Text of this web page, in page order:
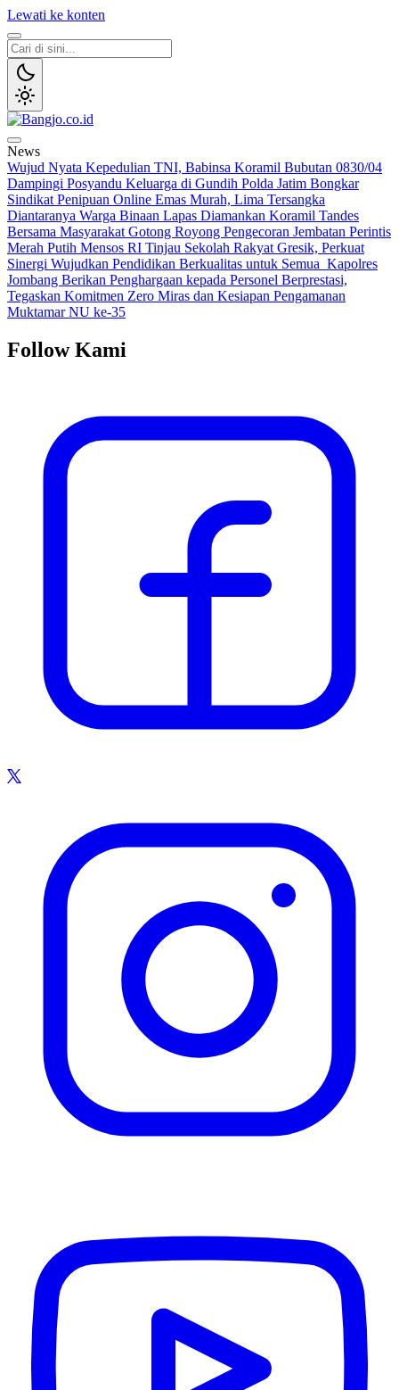
Lewati ke konten
Bangjo.co.id
Berani, Tegas, Terpercaya
News
Wujud Nyata Kepedulian TNI, Babinsa Koramil Bubutan 0830/04
Dampingi Posyandu Keluarga di Gundih Polda Jatim Bongkar
Sindikat Penipuan Online Emas Murah, Lima Tersangka
Diantaranya Warga Binaan Lapas Diamankan Koramil Tandes
Bersama Masyarakat Gotong Royong Pengecoran Jembatan Perintis
Merah Putih Mensos RI Tinjau Sekolah Rakyat Gresik, Perkuat
Sinergi Wujudkan Pendidikan Berkualitas untuk Semua Kapolres
Jombang Berikan Penghargaan kepada Personel Berprestasi,
Tegaskan Komitmen Zero Miras dan Kesiapan Pengamanan
Muktamar NU ke-35
Follow Kami